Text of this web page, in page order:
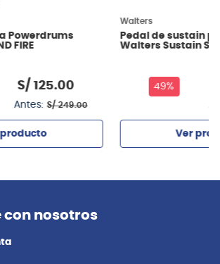
Powerdrums
FIRE
S/ 125.00
Antes: S/ 249.00
Walters
Pedal de sustain
Walters Sustain SV
49%
Ver
nosotros